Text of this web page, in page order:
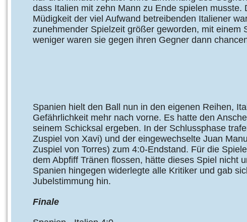
dass Italien mit zehn Mann zu Ende spielen musste.
Müdigkeit der viel Aufwand betreibenden Italiener
zunehmender Spielzeit größer geworden, mit einem
weniger waren sie gegen ihren Gegner dann
Spanien hielt den Ball nun in den eigenen Reihen,
Gefährlichkeit mehr nach vorne. Es hatte den
seinem Schicksal ergeben. In der Schlussphase
Zuspiel von Xavi) und der eingewechselte Juan
Zuspiel von Torres) zum 4:0-Endstand. Für die
dem Abpfiff Tränen flossen, hätte dieses Spiel nicht
Spanien hingegen widerlegte alle Kritiker und gab
Jubelstimmung hin.
Finale